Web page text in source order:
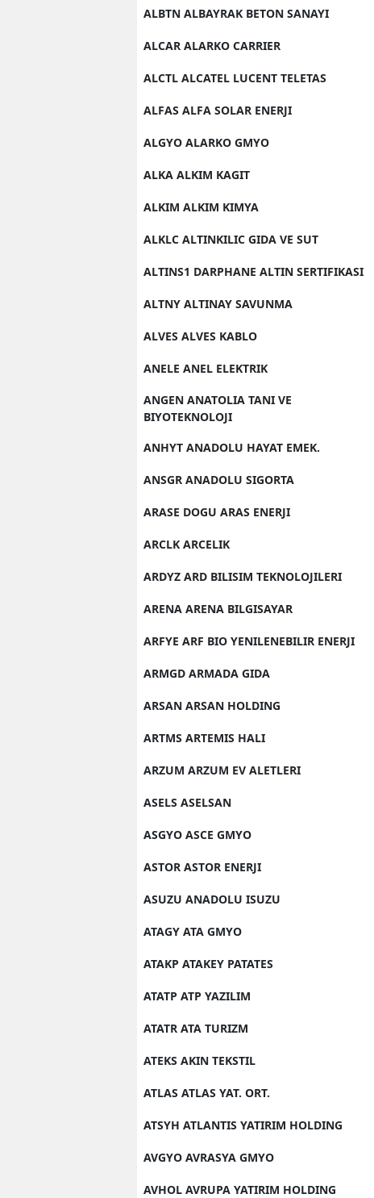
ALBTN ALBAYRAK BETON SANAYI
ALCAR ALARKO CARRIER
ALCTL ALCATEL LUCENT TELETAS
ALFAS ALFA SOLAR ENERJI
ALGYO ALARKO GMYO
ALKA ALKIM KAGIT
ALKIM ALKIM KIMYA
ALKLC ALTINKILIC GIDA VE SUT
ALTINS1 DARPHANE ALTIN SERTIFIKASI
ALTNY ALTINAY SAVUNMA
ALVES ALVES KABLO
ANELE ANEL ELEKTRIK
ANGEN ANATOLIA TANI VE
BIYOTEKNOLOJI
ANHYT ANADOLU HAYAT EMEK.
ANSGR ANADOLU SIGORTA
ARASE DOGU ARAS ENERJI
ARCLK ARCELIK
ARDYZ ARD BILISIM TEKNOLOJILERI
ARENA ARENA BILGISAYAR
ARFYE ARF BIO YENILENEBILIR ENERJI
ARMGD ARMADA GIDA
ARSAN ARSAN HOLDING
ARTMS ARTEMIS HALI
ARZUM ARZUM EV ALETLERI
ASELS ASELSAN
ASGYO ASCE GMYO
ASTOR ASTOR ENERJI
ASUZU ANADOLU ISUZU
ATAGY ATA GMYO
ATAKP ATAKEY PATATES
ATATP ATP YAZILIM
ATATR ATA TURIZM
ATEKS AKIN TEKSTIL
ATLAS ATLAS YAT. ORT.
ATSYH ATLANTIS YATIRIM HOLDING
AVGYO AVRASYA GMYO
AVHOL AVRUPA YATIRIM HOLDING